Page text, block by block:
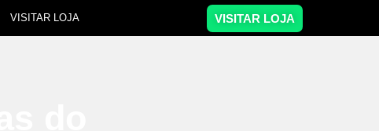
VISITAR LOJA VISITAR LOJA